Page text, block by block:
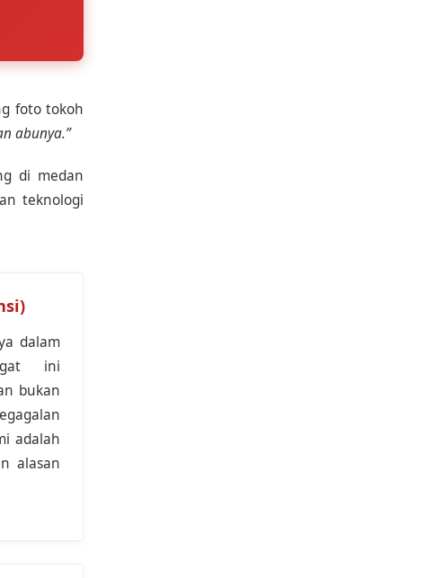
foto tokoh
abunya.”
di medan
teknologi
dalam
ini
bukan
adalah
alasan